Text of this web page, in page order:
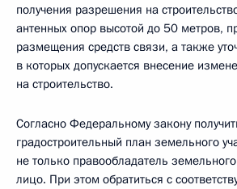
получения разрешения на
антенных опор высотой до 50 метров,
размещения средств связи, а также
в которых допускается внесение
на строительство.
Согласно Федеральному закону
градостроительный план земельного
не только правообладатель
лицо. При этом обратиться с